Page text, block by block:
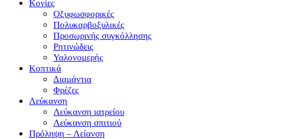
Κονίες
Οξυφωσφορικές
Πολυκαρβοξυλικές
Προσωρινής συγκόλλησης
Ρητινώδεις
Υαλονομερής
Κοπτικά
Διαμάντια
Φρέζες
Λεύκανση
Λεύκανση ιατρείου
Λεύκανση σπιτιού
Πρόληψη – Λείανση